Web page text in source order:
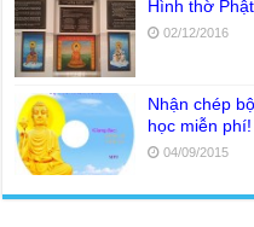
Hình thờ
02/12/2016
Nhận chép
học miễn phí!
04/09/2015